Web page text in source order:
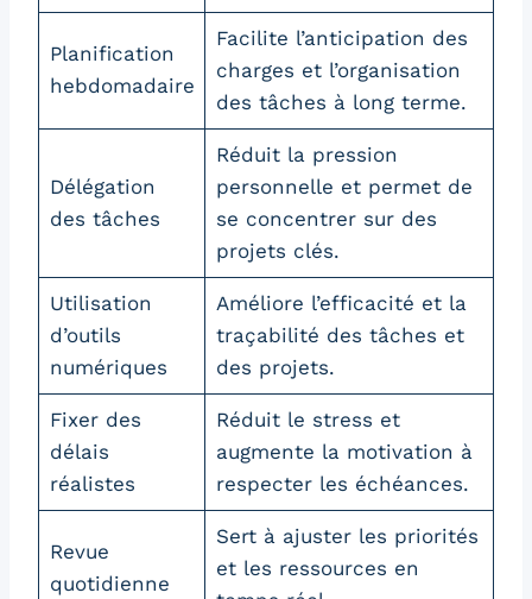
Planification
hebdomadaire
Facilite l’anticipation des
charges et l’organisation
des tâches à long terme.
Délégation
des tâches
Réduit la pression
personnelle et permet de
se concentrer sur des
projets clés.
Utilisation
d’outils
numériques
Améliore l’efficacité et la
traçabilité des tâches et
des projets.
Fixer des
délais
réalistes
Réduit le stress et
augmente la motivation à
respecter les échéances.
Revue
quotidienne
Sert à ajuster les priorités
et les ressources en